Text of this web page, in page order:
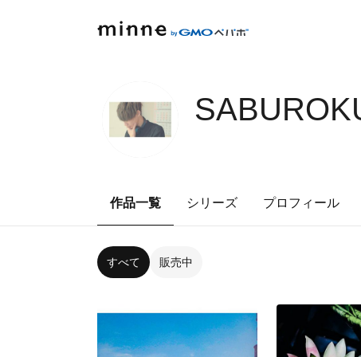
作品一覧 シリーズ プロフィール
すべて 販売中